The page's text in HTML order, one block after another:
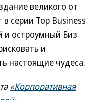
великого от
серии Top Business
и остроумный Биз
и
настоящие чудеса.
«Корпоративная